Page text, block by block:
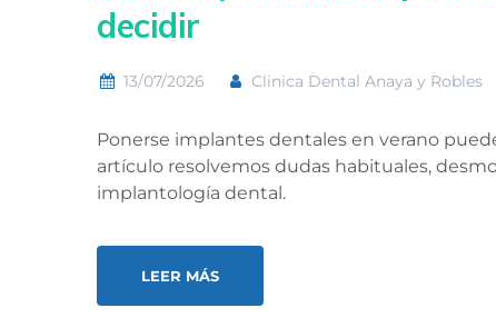
decidir
13/07/2026 Clinica Dental Anaya y Robles
Ponerse implantes dentales en verano
artículo resolvemos dudas habituales,
implantología dental.
LEER MÁS